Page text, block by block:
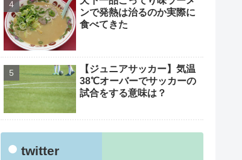
ンで発熱は治るのか実際に
食べてきた
【ジュニアサッカー】気温
38℃オーバーでサッカーの
試合をする意味は？
twitter